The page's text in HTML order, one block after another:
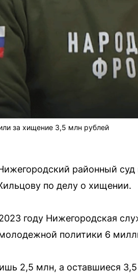
за хищение 3,5 млн рублей
районный
по делу о хищении.
году Нижегородская
политики 6
2,5 млн, а оставшиеся